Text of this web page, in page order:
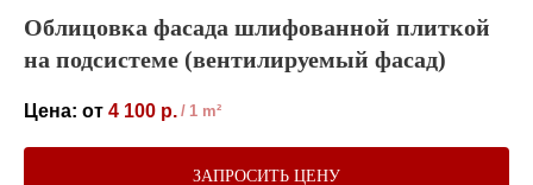
Облицовка фасада шлифованной плиткой
на подсистеме (вентилируемый фасад)
4 100 р. / 1 m²
ЗАПРОСИТЬ ЦЕНУ